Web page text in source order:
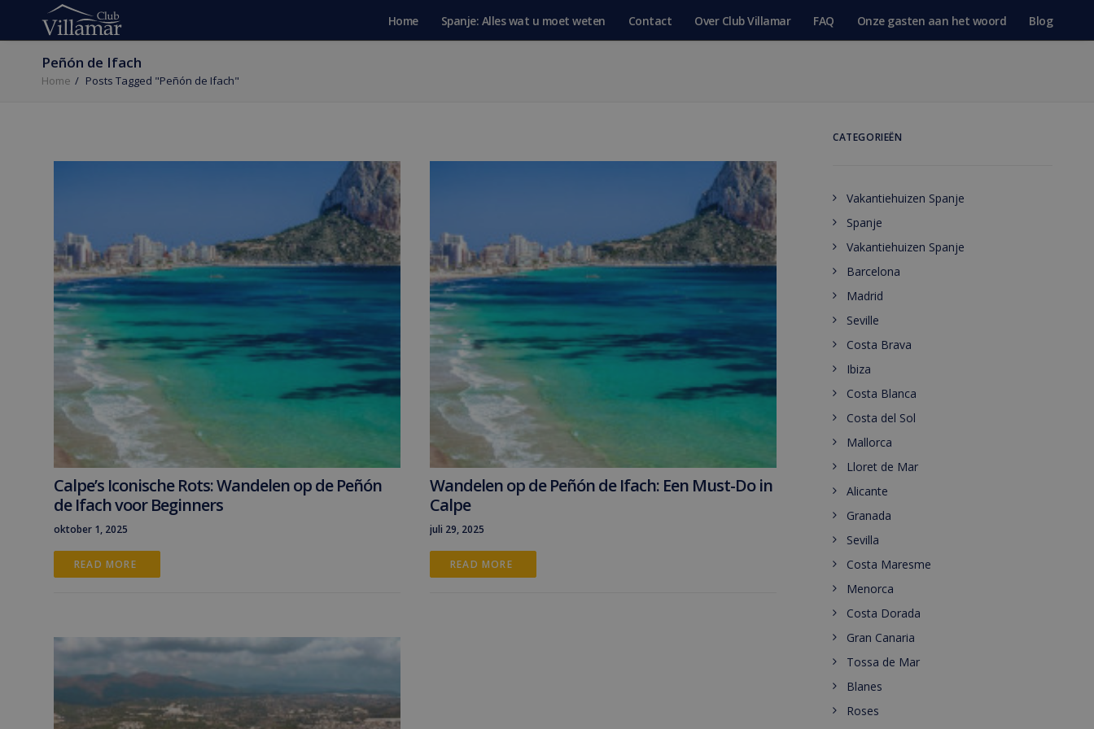
Home Spanje: Alles wat u moet weten Contact Over Club Villamar FAQ Onze gasten aan het woord Blog
Peñón de Ifach
Home Posts Tagged "Peñón de Ifach"
Calpe’s Iconische Rots: Wandelen op de Peñón
de Ifach voor Beginners
oktober 1, 2025
READ MORE
Wandelen op de Peñón de Ifach: Een Must-Do in
Calpe
juli 29, 2025
READ MORE
CATEGORIEËN
Vakantiehuizen Spanje
Spanje
Vakantiehuizen Spanje
Barcelona
Madrid
Seville
Costa Brava
Ibiza
Costa Blanca
Costa del Sol
Mallorca
Lloret de Mar
Alicante
Granada
Sevilla
Costa Maresme
Menorca
Costa Dorada
Gran Canaria
Tossa de Mar
Blanes
Roses